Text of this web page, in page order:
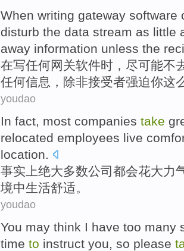
When writing gateway software
disturb the data stream as little
away information unless the
在写任何网关软件时，尽可能不
任何信息 ， 除非接受者强迫你这
youdao
In fact, most companies take
relocated employees live
location.
事实上绝大多数公司 都会花大力
境中生活舒适。
youdao
You may think I have too many
time to instruct you, so please